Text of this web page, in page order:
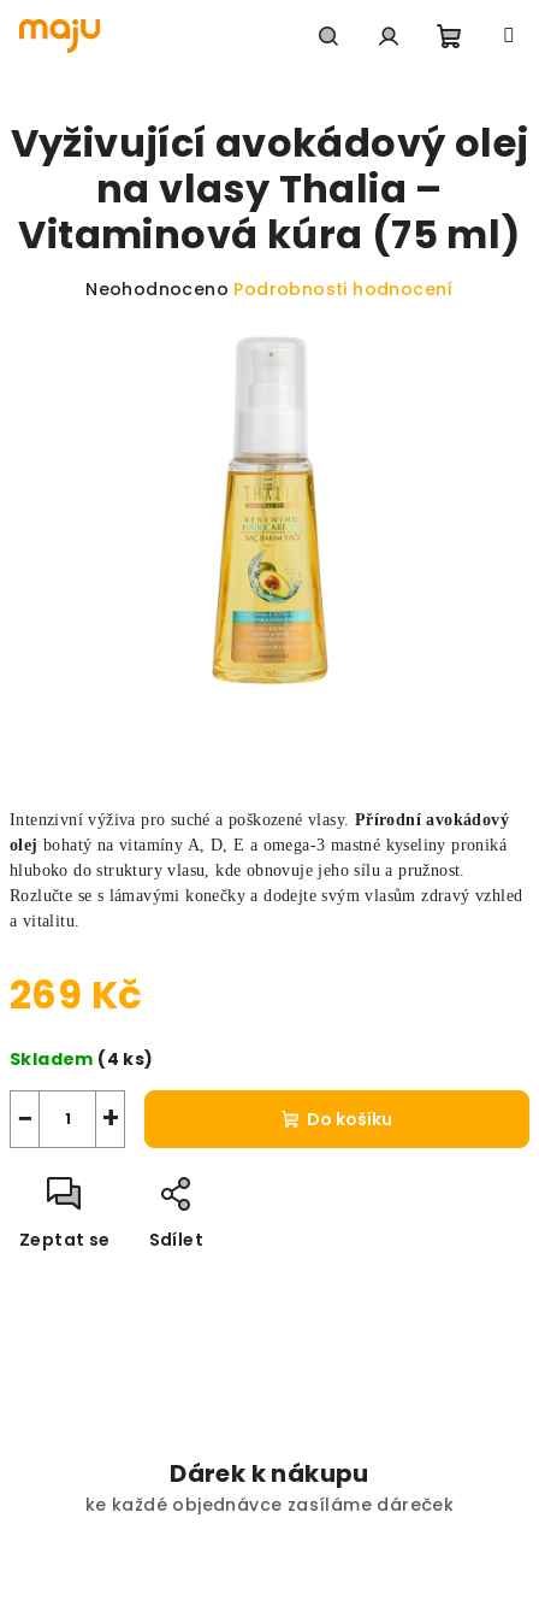
Intenzivní výživa pro suché a poškozené vlasy. Přírodní avokádový
olej bohatý na vitamíny A, D, E a omega-3 mastné kyseliny proniká
hluboko do struktury vlasu, kde obnovuje jeho sílu a pružnost.
Rozlučte se s lámavými konečky a dodejte svým vlasům zdravý vzhled
a vitalitu.
269 Kč
Skladem (4 ks)
+
− Do košíku
Zeptat se Sdílet
Vyživující avokádový olej
na vlasy Thalia –
Vitaminová kúra (75 ml)
Průměrné hodnocení produktu je 0,0 z 5
Neohodnoceno Podrobnosti hodnocení
Dárek k nákupu
ke každé objednávce zasíláme dáreček